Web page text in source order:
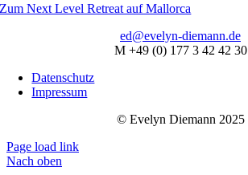
Zum Next Level Retreat auf Mallorca
ed@evelyn-diemann.de
M +49 (0) 177 3 42 42 30
Datenschutz
Impressum
© Evelyn Diemann 2025
Page load link
Nach oben